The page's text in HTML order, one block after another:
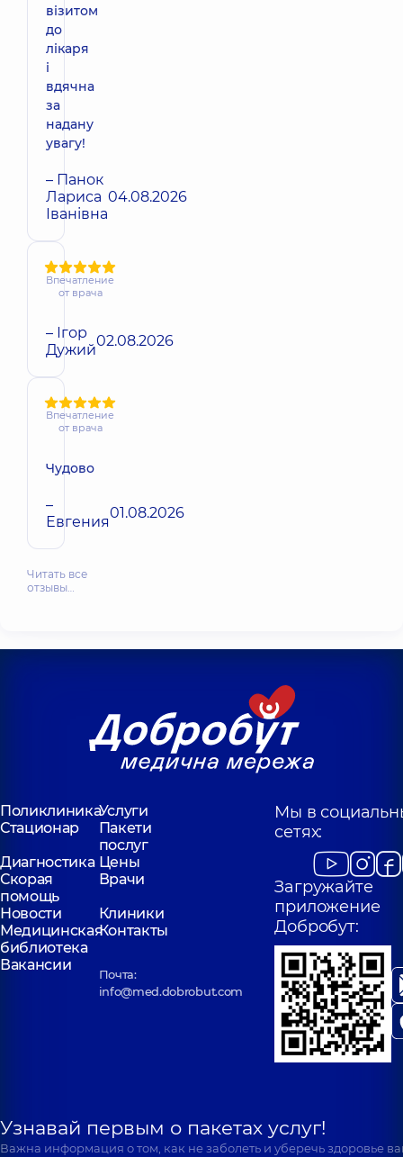
візитом
до
лікаря
і
вдячна
за
надану
увагу!
– Панок
Лариса
Іванівна
04.08.2026
Впечатление
от врача
– Ігор
Дужий02.08.2026
Впечатление
от врача
Чудово
–
Евгения01.08.2026
Читать все
отзывы…
ПоликлиникаУслуги
Стационар
Пакети
послуг
Диагностика Цены
Скорая
помощь
Врачи
Новости
Клиники
Медицинская
библиотека
Контакты
Вакансии
Почта:
info@med.dobrobut.com
Мы в
сетях:
Загружайте
приложение
Добробут:
Узнавай первым о пакетах услуг!
Важна информация о том, как не заболеть и уберечь здоровье